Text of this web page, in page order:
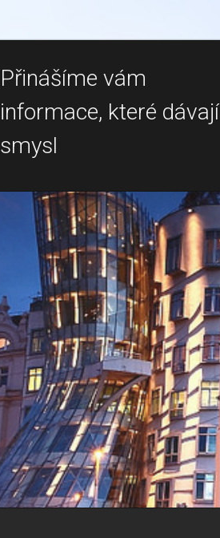
Přinášíme vám
informace, které dávají
smysl